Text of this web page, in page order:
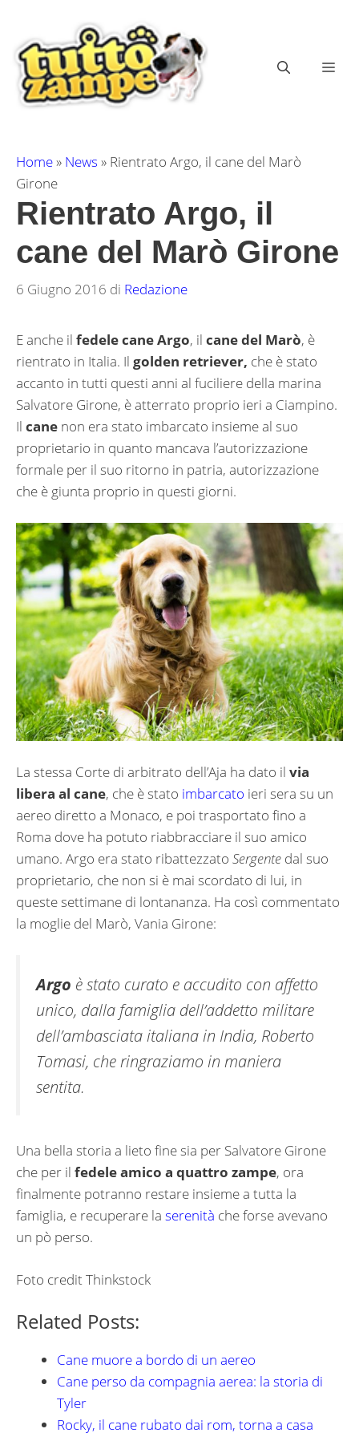
contenuto
Home» News » Rientrato Argo, il cane del Marò
Girone
Rientrato Argo, il
cane del Marò Girone
6 Giugno 2016 di Redazione
E anche il fedele cane Argo, il cane del Marò, è
rientrato in Italia. Il golden retriever, che è stato
accanto in tutti questi anni al fuciliere della marina
Salvatore Girone, è atterrato proprio ieri a Ciampino.
Il cane non era stato imbarcato insieme al suo
proprietario in quanto mancava l’autorizzazione
formale per il suo ritorno in patria, autorizzazione
che è giunta proprio in questi giorni.
La stessa Corte di arbitrato dell’Aja ha dato il via
libera al cane, che è stato imbarcato ieri sera su un
aereo diretto a Monaco, e poi trasportato fino a
Roma dove ha potuto riabbracciare il suo amico
umano. Argo era stato ribattezzato Sergente dal suo
proprietario, che non si è mai scordato di lui, in
queste settimane di lontananza. Ha così commentato
la moglie del Marò, Vania Girone:
Argo è stato curato e accudito con affetto
unico, dalla famiglia dell’addetto militare
dell’ambasciata italiana in India, Roberto
Tomasi, che ringraziamo in maniera
sentita.
Una bella storia a lieto fine sia per Salvatore Girone
che per il fedele amico a quattro zampe, ora
finalmente potranno restare insieme a tutta la
famiglia, e recuperare la serenità che forse avevano
un pò perso.
Foto credit Thinkstock
Related Posts:
Cane muore a bordo di un aereo
Cane perso da compagnia aerea: la storia di
Tyler
Rocky, il cane rubato dai rom, torna a casa